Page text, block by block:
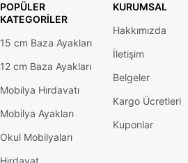
POPÜLER
KATEGORILER
15 cm Baza Ayakları
12 cm Baza Ayakları
Mobilya Hırdavatı
Mobilya Ayakları
Okul Mobilyaları
Hırdavat
KURUMSAL
Hakkımızda
İletişim
Belgeler
Kargo Ücretleri
Kuponlar